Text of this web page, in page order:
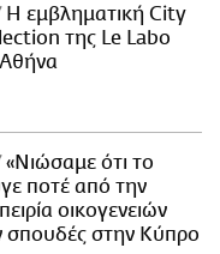
Η εμβληματική City
της Le Labo
Αθήνα
«Νιώσαμε ότι το
ποτέ από την
οικογενειών
σπουδές στην Κύπρο